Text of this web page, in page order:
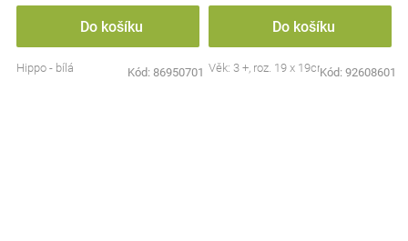
Do košíku
Hippo - bílá Kód: 86950701
Do košíku
Věk: 3 +, roz. 19 x 19cmKód: 92608601